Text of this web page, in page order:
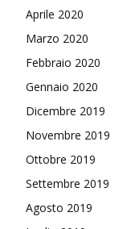
Aprile 2020
Marzo 2020
Febbraio 2020
Gennaio 2020
Dicembre 2019
Novembre 2019
Ottobre 2019
Settembre 2019
Agosto 2019